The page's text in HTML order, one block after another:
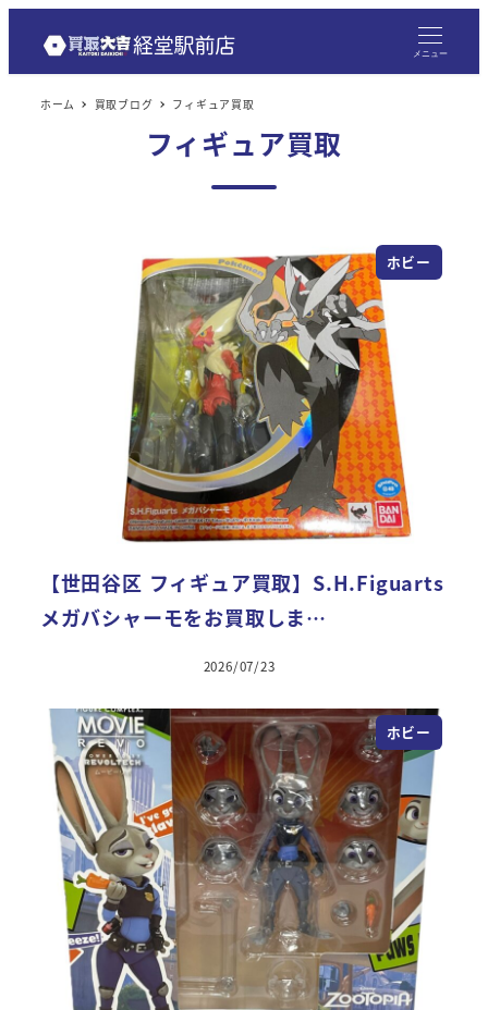
メニュー
ホーム 買取ブログ フィギュア買取
フィギュア買取
ホビー
【世田谷区 フィギュア買取】S.H.Figuarts
メガバシャーモをお買取しま…
2026/07/23
ホビー